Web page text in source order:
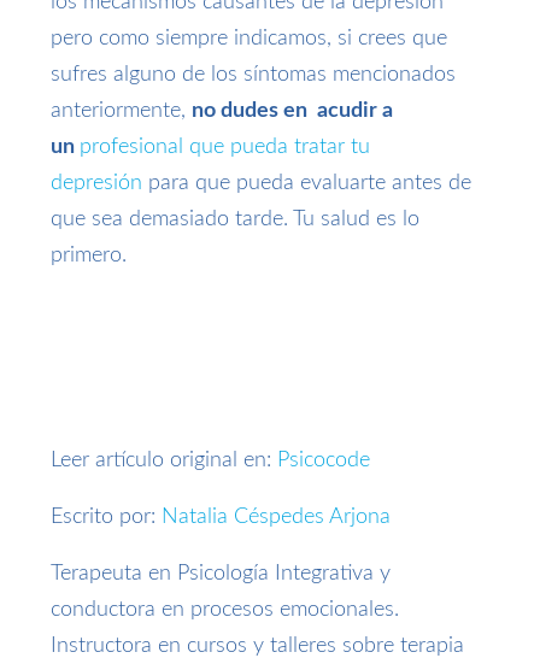
pero como siempre indicamos, si crees que
sufres alguno de los síntomas mencionados
anteriormente, no dudes en acudir a
un profesional que pueda tratar tu
depresión para que pueda evaluarte antes de
que sea demasiado tarde. Tu salud es lo
primero.
Leer artículo original en: Psicocode
Escrito por: Natalia Céspedes Arjona
Terapeuta en Psicología Integrativa y
conductora en procesos emocionales.
Instructora en cursos y talleres sobre terapia